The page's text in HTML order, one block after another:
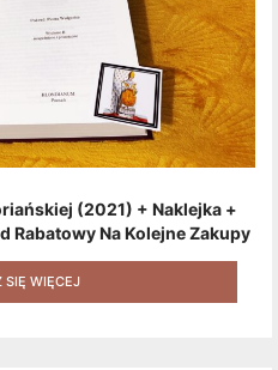
(2021) + Naklejka +
Rabatowy Na Kolejne Zakupy
Elektronicznym) [zestaw 3
+ Gratis]
SIĘ WIĘCEJ